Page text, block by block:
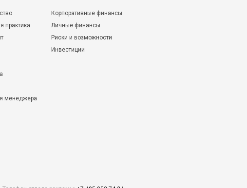
практика
менеджера
Корпоративные финансы
Личные финансы
Риски и возможности
Инвестиции